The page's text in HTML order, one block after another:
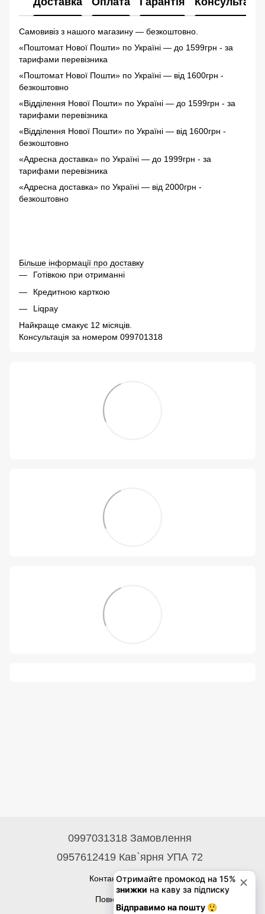
Самовивіз з нашого магазину — безкоштовно.
«Поштомат Нової Пошти» по Україні — до 1599грн - за
тарифами перевізника
«Поштомат Нової Пошти» по Україні — від 1600грн -
безкоштовно
«Відділення Нової Пошти» по Україні — до 1599грн - за
тарифами перевізника
«Відділення Нової Пошти» по Україні — від 1600грн -
безкоштовно
«Адресна доставка» по Україні — до 1999грн - за
тарифами перевізника
«Адресна доставка» по Україні — від 2000грн -
безкоштовно
Більше інформації про доставку
Готівкою при отриманні
Кредитною карткою
Liqpay
Найкраще смакує 12 місяців.
Консультація за номером 099701318
0997031318 Замовлення
0957612419 Кав`ярня УПА 72
Контактна інформація
Повна версія сайту